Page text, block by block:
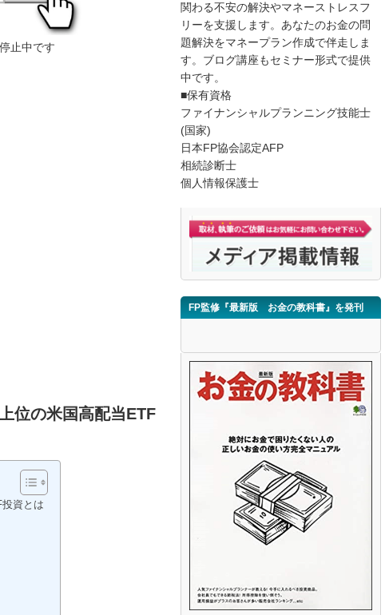
止中です
位の米国高配当ETF
資とは
関わる不安の解決やマネーストレスフ
リーを支援します。あなたのお金の問
題解決をマネープラン作成で伴走しま
す。ブログ講座もセミナー形式で提供
中です。
■保有資格
ファイナンシャルプランニング技能士
(国家)
日本FP協会認定AFP
相続診断士
個人情報保護士
FP監修『最新版 お金の教科書』を発刊